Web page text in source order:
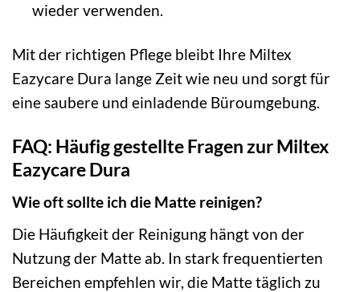
wieder verwenden.
Mit der richtigen Pflege bleibt Ihre Miltex
Eazycare Dura lange Zeit wie neu und sorgt für
eine saubere und einladende Büroumgebung.
FAQ: Häufig gestellte Fragen zur Miltex
Eazycare Dura
Wie oft sollte ich die Matte reinigen?
Die Häufigkeit der Reinigung hängt von der
Nutzung der Matte ab. In stark frequentierten
Bereichen empfehlen wir, die Matte täglich zu